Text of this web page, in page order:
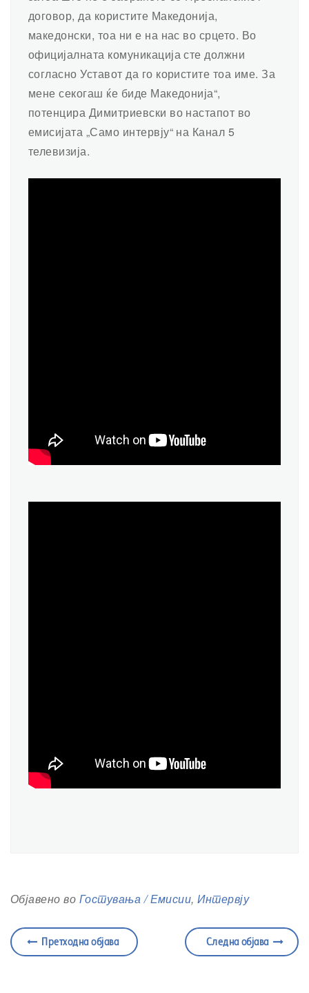
договор, да користите Македонија,
македонски, тоа ни е на нас во срцето. Во
официјалната комуникација сте должни
согласно Уставот да го користите тоа име. За
мене секогаш ќе биде Македонија“,
потенцира Димитриевски во настапот во
емисијата „Само интервју“ на Канал 5
телевизија.
Објавено во Гостувања / Емисии,Интервју
Претходна објава Следна објава